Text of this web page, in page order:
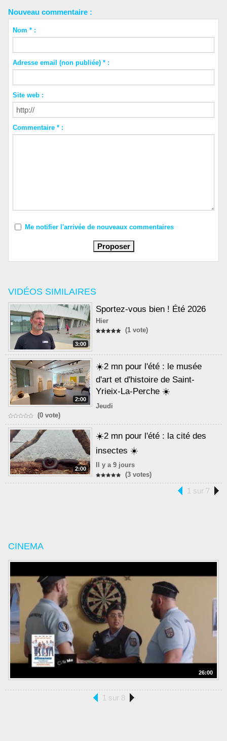
VIDÉOS SIMILAIRES
3:00
Sportez-vous bien ! Été 2026
Hier
(1 vote)
2:00
☀️2 mn pour l'été : le musée
d'art et d'histoire de Saint-
Yrieix-La-Perche ☀️
Jeudi
(0 vote)
2:00
☀️2 mn pour l'été : la cité des
insectes ☀️
Il y a 9 jours
(3 votes)
1 sur 7
CINEMA
26:00
1 sur 8
Nouveau commentaire :
Nom * :
Adresse email (non publiée) * :
Site web :
Commentaire * :
Me notifier l'arrivée de nouveaux commentaires